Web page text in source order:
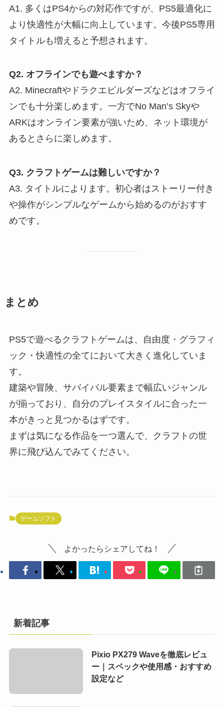
A1. 多くはPS4からの対応作ですが、PS5最適化に
より快適性が大幅に向上しています。今後PS5専用
タイトルも増えると予想されます。
Q2. オフラインでも遊べますか？
A2. Minecraftやドラクエビルダーズなどはオフライ
ンでも十分楽しめます。一方でNo Man’s Skyや
ARKはオンライン要素が強いため、ネット環境が
あるとさらに楽しめます。
Q3. クラフトゲームは難しいですか？
A3. タイトルによります。初心者はストーリー付き
や操作がシンプルなゲームから始めるのがおすす
めです。
まとめ
PS5で遊べるクラフトゲームは、自由度・グラフィ
ック・快適性の全てにおいて大きく進化していま
す。
建築や冒険、サバイバル要素まで幅広いジャンル
が揃っており、自分のプレイスタイルに合った一
本がきっと見つかるはずです。
まずは気になる作品を一つ選んで、クラフトの世
界に飛び込んでみてください。
ゲームソフト
よかったらシェアしてね！
新着記事
Pixio PX279 Waveを徹底レビュ
ー｜スペックや使用感・おすすめ
設定など